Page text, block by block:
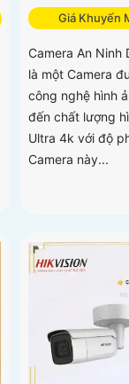
Giá Khuyến
Camera An Ninh
là một Camera
công nghệ hình
đến chất lượng
Ultra 4k với độ
Camera này...